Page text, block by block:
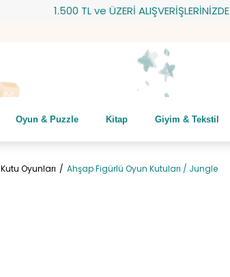
1.500 TL ve ÜZERİ ALIŞVERİŞLERİNİZDE
Oyun & Puzzle Kitap Giyim & Tekstil
Kutu Oyunları Ahşap Figürlü Oyun Kutuları / Jungle